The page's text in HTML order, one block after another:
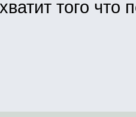
хватит того что